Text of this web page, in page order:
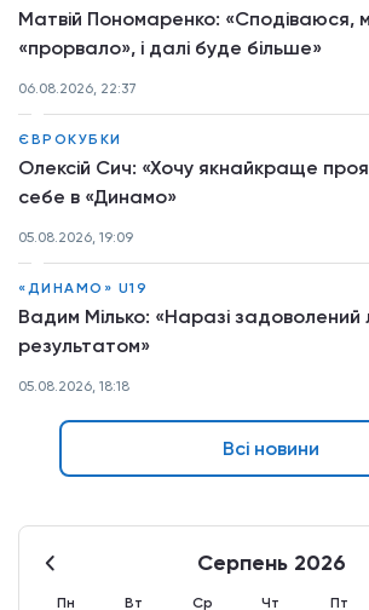
Матвій Пономаренко: «Сподіваюся,
«прорвало», і далі буде більше»
06.08.2026, 22:37
ЄВРОКУБКИ
Олексій Сич: «Хочу якнайкраще
себе в «Динамо»
05.08.2026, 19:09
«ДИНАМО» U19
Вадим Мілько: «Наразі
результатом»
05.08.2026, 18:18
Всі новини
Серпень 2026
Пн Вт Ср Чт Пт